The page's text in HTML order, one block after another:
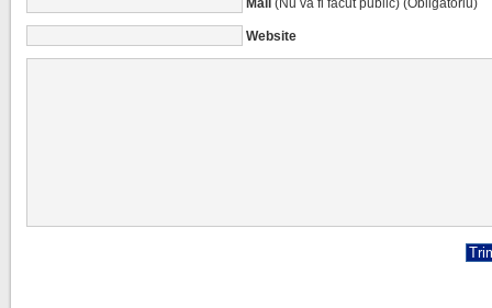
Mail(Nu va fi făcut public) (Obligatoriu)
Website